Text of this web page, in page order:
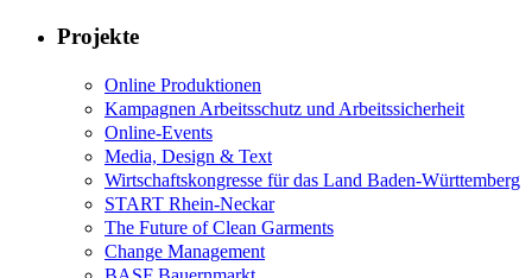
Projekte
Online Produktionen
Kampagnen Arbeitsschutz und Arbeitssicherheit
Online-Events
Media, Design & Text
Wirtschaftskongresse für das Land Baden-Württemberg
START Rhein-Neckar
The Future of Clean Garments
Change Management